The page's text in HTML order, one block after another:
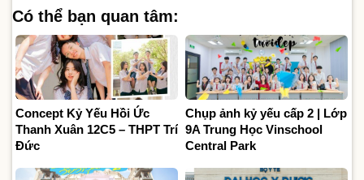
Có thể bạn quan tâm:
Concept Kỷ Yếu Hồi Ức
Thanh Xuân 12C5 – THPT Trí
Đức
Chụp ảnh kỷ yếu cấp 2 | Lớp
9A Trung Học Vinschool
Central Park